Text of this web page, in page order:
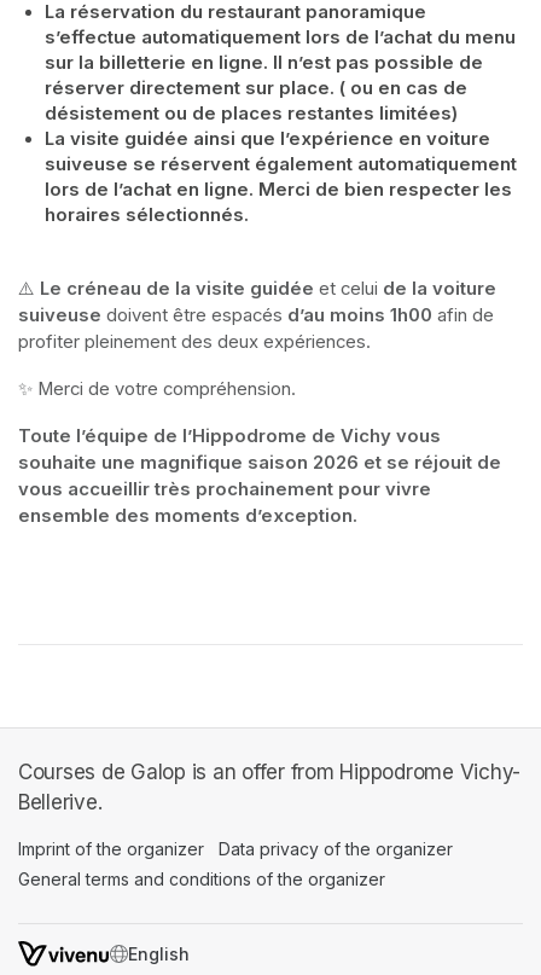
La réservation du restaurant panoramique
s’effectue automatiquement lors de l’achat du menu
sur la billetterie en ligne. Il n’est pas possible de
réserver directement sur place. ( ou en cas de
désistement ou de places restantes limitées)
La visite guidée ainsi que l’expérience en voiture
suiveuse se réservent également automatiquement
lors de l’achat en ligne. Merci de bien respecter les
horaires sélectionnés.
⚠️ Le créneau de la visite guidée et celui de la voiture
suiveuse doivent être espacés d’au moins 1h00 afin de
profiter pleinement des deux expériences.
✨ Merci de votre compréhension.
Toute l’équipe de l’Hippodrome de Vichy vous
souhaite une magnifique saison 2026 et se réjouit de
vous accueillir très prochainement pour vivre
ensemble des moments d’exception.
Courses de Galop is an offer from Hippodrome Vichy-
Bellerive.
Imprint of the organizer (opens in a new tab)
Data privacy of the organizer
General terms and conditions of the organizer
SWITCH LANGUAGE